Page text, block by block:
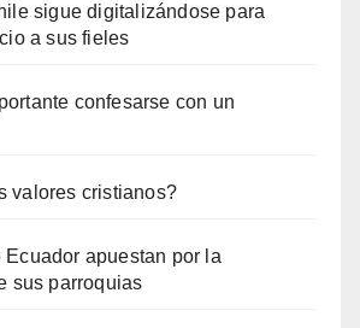
sigue digitalizándose para
a sus fieles
confesarse con un
valores cristianos?
Ecuador apuestan por la
sus parroquias